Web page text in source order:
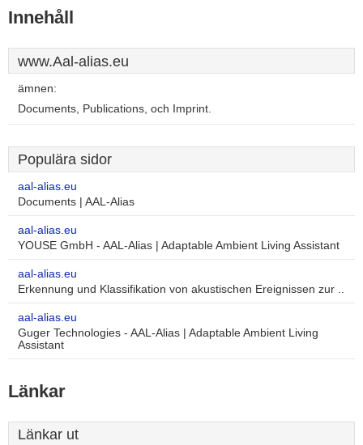
Innehåll
www.Aal-alias.eu
ämnen:
Documents, Publications, och Imprint.
Populära sidor
aal-alias.eu
Documents | AAL-Alias
aal-alias.eu
YOUSE GmbH - AAL-Alias | Adaptable Ambient Living Assistant
aal-alias.eu
Erkennung und Klassifikation von akustischen Ereignissen zur ..
aal-alias.eu
Guger Technologies - AAL-Alias | Adaptable Ambient Living
Assistant
Länkar
Länkar ut